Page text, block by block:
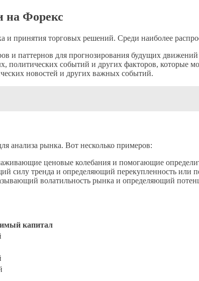
на Форекс
и принятия торговых решений. Среди наиболее
и паттернов для прогнозирования будущих
политических событий и других факторов, которые
новостей и других важных событий.
анализа рынка. Вот несколько примеров:
ценовые колебания и помогающие
силу тренда и определяющий перекупленность или
волатильность рынка и определяющий
капитал